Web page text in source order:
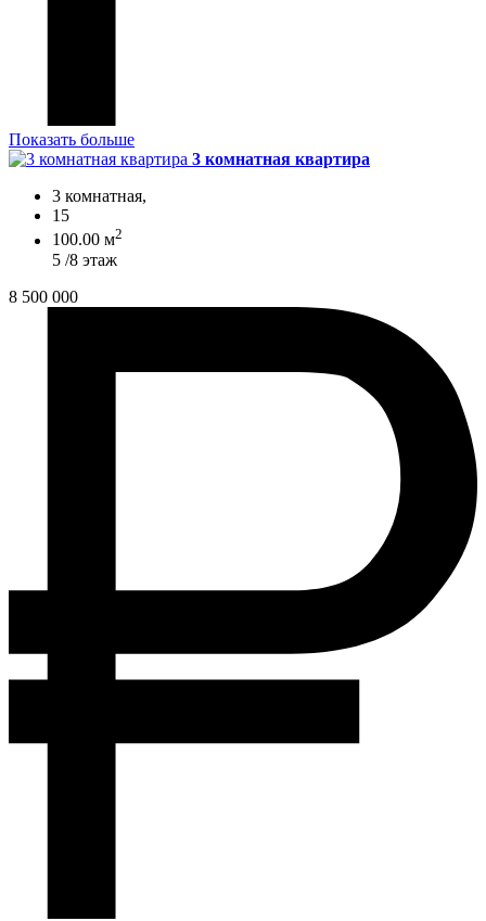
Показать больше
3 комнатная квартира
3 комнатная,
15
100.00 м2
5 /8 этаж
8 500 000